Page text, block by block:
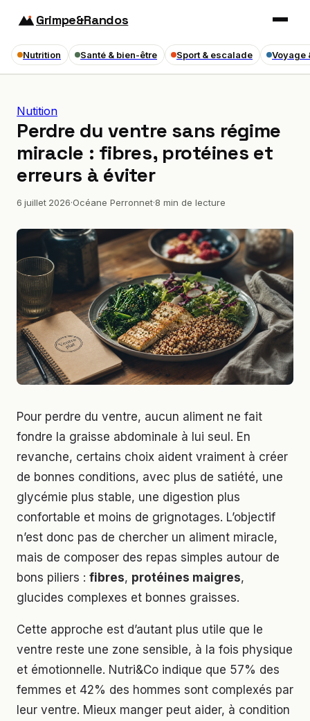
Grimpe&Randos
Nutrition Santé & bien-être Sport & escalade Voyage
Nutition
Perdre du ventre sans régime
miracle : fibres, protéines et
erreurs à éviter
6 juillet 2026·Océane Perronnet·8 min de lecture
Pour perdre du ventre, aucun aliment ne fait
fondre la graisse abdominale à lui seul. En
revanche, certains choix aident vraiment à créer
de bonnes conditions, avec plus de satiété, une
glycémie plus stable, une digestion plus
confortable et moins de grignotages. L’objectif
n’est donc pas de chercher un aliment miracle,
mais de composer des repas simples autour de
bons piliers : fibres, protéines maigres,
glucides complexes et bonnes graisses.
Cette approche est d’autant plus utile que le
ventre reste une zone sensible, à la fois physique
et émotionnelle. Nutri&Co indique que 57% des
femmes et 42% des hommes sont complexés par
leur ventre. Mieux manger peut aider, à condition